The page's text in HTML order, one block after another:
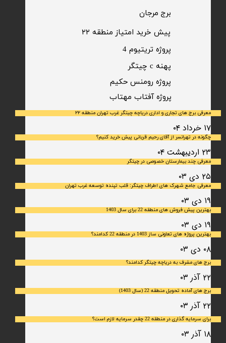
برج مرجان
معرفی برج های تجاری و اداری دریاچه چیتگر غرب تهران منطقه ۲۲
۱۷ خرداد ۰۴
چگونه در تهرانسر از آقای رحیم قربانی پیش خرید کنیم؟
۲۳ اردیبهشت ۰۴
معرفی چند بیمارستان خصوصی در چیتگر
۲۵ دی ۰۳
معرفی جامع شهرک‌ های اطراف چیتگر: قلب تپنده توسعه غرب تهران
۱۹ دی ۰۳
بهترین پیش فروش های منطقه 22 برای سال 1403
۱۹ دی ۰۳
بهترین پروژه های تعاونی ساز 1403 در منطقه 22 کدامند؟
۰۸ دی ۰۳
برج های مشرف به دریاچه چیتگر کدامند؟
۲۲ آذر ۰۳
برج های آماده تحویل منطقه 22 (سال 1403)
۲۲ آذر ۰۳
برای سرمایه‌ گذاری در منطقه 22 چقدر سرمایه لازم است؟
۱۸ آذر ۰۳
پیش خرید امتیاز منطقه ۲۲​​​​​​​
​پروژه آفتاب مهتاب
پروژه رومنس حکیم
پهنه c چیتگر
پروژه تریتیوم 4